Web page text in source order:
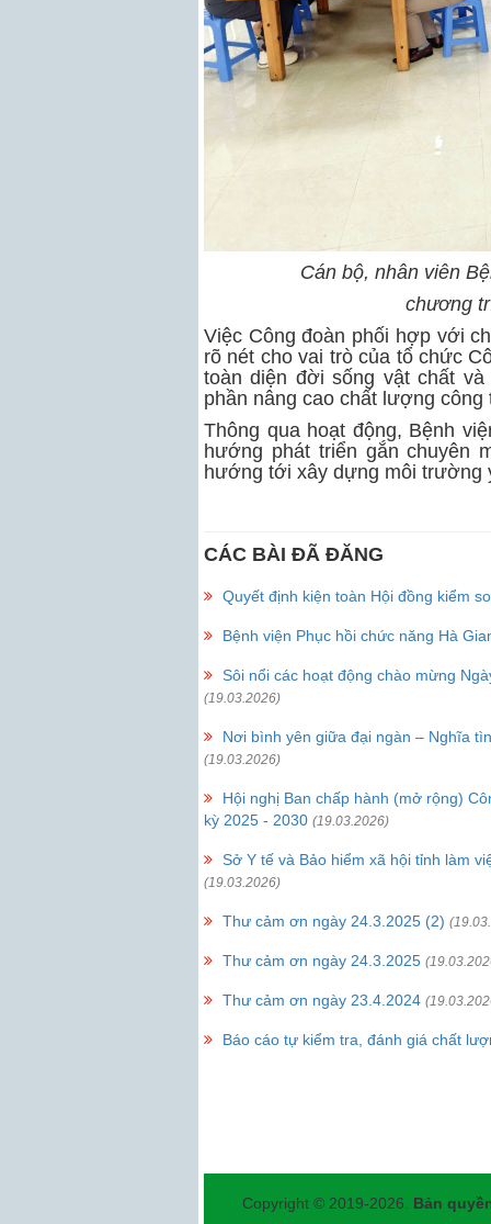
Cán bộ, nhân viên
chương
Việc Công đoàn phối hợp với
rõ nét cho vai trò của tổ chức
toàn diện đời sống vật chất
phần nâng cao chất lượng
Thông qua hoạt động, Bệnh
hướng phát triển gắn chuyên
hướng tới xây dựng môi trường
CÁC BÀI ĐÃ ĐĂNG
Quyết định kiện toàn Hội đồng kiểm
Bệnh viện Phục hồi chức năng Hà
Sôi nổi các hoạt động chào mừng
(19.03.2026)
Nơi bình yên giữa đại ngàn – Nghĩa
(19.03.2026)
Hội nghị Ban chấp hành (mở rộng)
kỳ 2025 - 2030 (19.03.2026)
Sở Y tế và Bảo hiểm xã hội tỉnh làm
(19.03.2026)
Thư cảm ơn ngày 24.3.2025 (2)
Thư cảm ơn ngày 24.3.2025
Thư cảm ơn ngày 23.4.2024
Báo cáo tự kiểm tra, đánh giá chất
Copyright © 2019-2026. Bản